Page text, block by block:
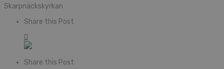
Skarpnäckskyrkan
Share this Post
Share this Post